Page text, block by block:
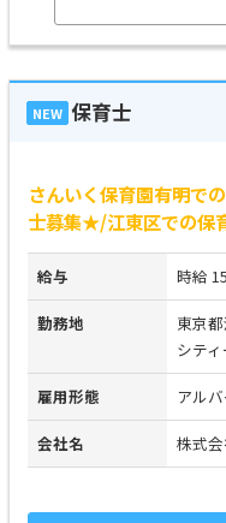
NEW 保育士
さんいく保育園有明で
士募集★/江東区での保
給与 時給
勤務地
東京
シテ
雇用形態 アル
会社名 株式